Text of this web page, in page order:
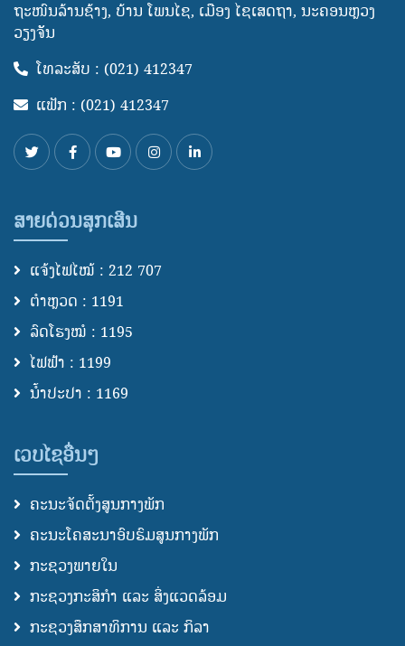
ຖະໜົນລ້ານຊ້າງ, ບ້ານ ໂພນໄຊ, ເມືອງ ໄຊເສດຖາ, ນະຄອນຫຼວງ
ວຽງຈັັນ
ໂທລະສັບ : (021) 412347
ແຟັກ : (021) 412347
ສາຍດ່ວນສຸກເສີນ
ແຈ້ງໄຟໄໝ້ : 212 707
ຕຳຫຼວດ : 1191
ລົດໂຮງໝໍ : 1195
ໄຟຟ້າ : 1199
ນ້ຳປະປາ : 1169
ເວບໄຊອື່ນໆ
ຄະນະຈັດຕັ້ງສູນກາງພັກ
ຄະນະໂຄສະນາອົບຮົມສູນກາງພັກ
ກະຊວງພາຍໃນ
ກະຊວງກະສິກຳ ແລະ ສິ່ງແວດລ້ອມ
ກະຊວງສຶກສາທິການ ແລະ ກິລາ